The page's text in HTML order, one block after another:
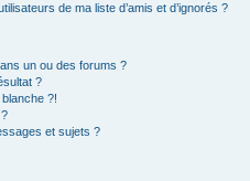
de ma liste d’amis et d’ignorés ?
un ou des forums ?
?
?!
et sujets ?